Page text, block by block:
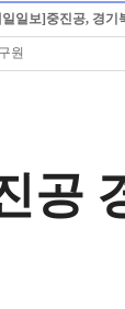
일일보]중진공, 경
원
공